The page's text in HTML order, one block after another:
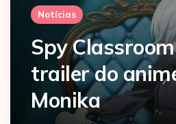
Notícias
Spy
trailer do
Monika